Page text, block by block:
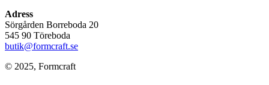
Adress
Sörgården Borreboda 20
545 90 Töreboda
butik@formcraft.se
© 2025, Formcraft